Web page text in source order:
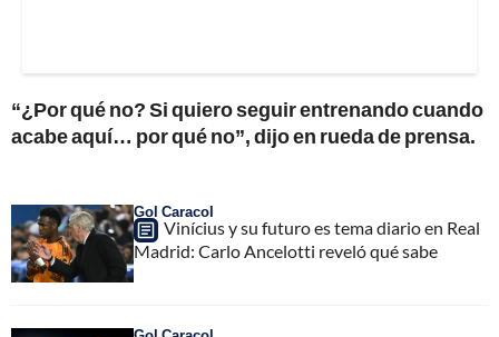
“¿Por qué no? Si quiero seguir entrenando cuando
acabe aquí… por qué no”, dijo en rueda de prensa.
Gol Caracol
Vinícius y su futuro es tema diario en Real
Madrid: Carlo Ancelotti reveló qué sabe